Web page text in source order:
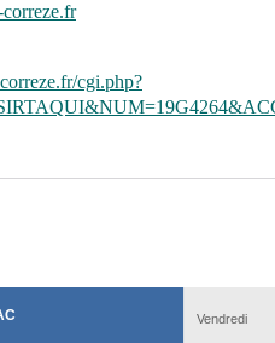
cgi.php?